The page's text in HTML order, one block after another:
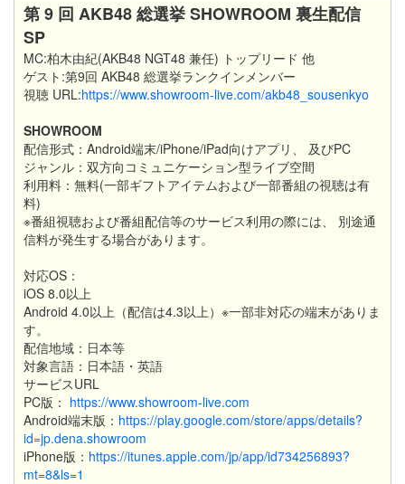
第 9 回 AKB48 総選挙 SHOWROOM 裏生配信
SP
MC:柏木由紀(AKB48 NGT48 兼任) トップリード 他
ゲスト:第9回 AKB48 総選挙ランクインメンバー
視聴 URL:https://www.showroom-live.com/akb48_sousenkyo
SHOWROOM
配信形式：Android端末/iPhone/iPad向けアプリ、 及びPC
ジャンル：双方向コミュニケーション型ライブ空間
利用料：無料(一部ギフトアイテムおよび一部番組の視聴は有
料)
※番組視聴および番組配信等のサービス利用の際には、 別途通
信料が発生する場合があります。
対応OS：
iOS 8.0以上
Android 4.0以上（配信は4.3以上）※一部非対応の端末がありま
す。
配信地域：日本等
対象言語：日本語・英語
サービスURL
PC版： https://www.showroom-live.com
Android端末版： https://play.google.com/store/apps/details?
id=jp.dena.showroom
iPhone版： https://itunes.apple.com/jp/app/id734256893?
mt=8&ls=1